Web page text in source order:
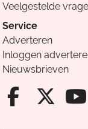
Veelgestelde
Service
Adverteren
Inloggen
Nieuwsbrieven
X